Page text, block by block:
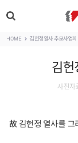
HOME 김헌정열사 추모사업회
김헌
사진자
故 김헌정 열사를 그